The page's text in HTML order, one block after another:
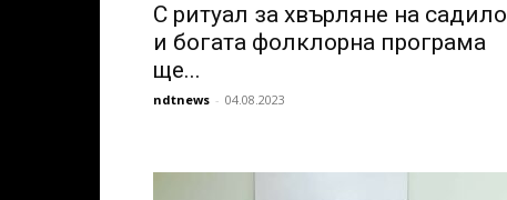
С ритуал за хвърляне на садило
и богата фолклорна програма
ще...
ndtnews - 04.08.2023